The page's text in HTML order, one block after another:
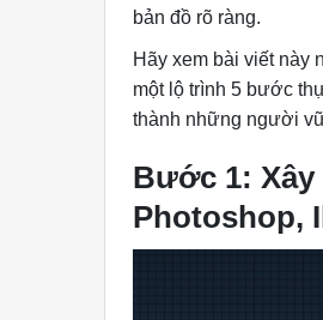
bản đồ rõ ràng.
Hãy xem bài viết này
một lộ trình 5 bước
thành những người
Bước 1: Xây
Photoshop,